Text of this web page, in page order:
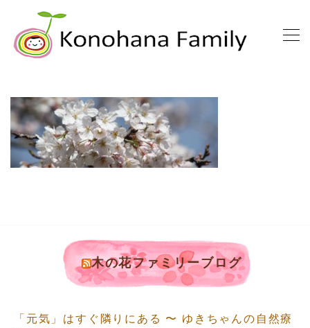
木の花ファミリーブログ
「元気」はすぐ隣りにある 〜 ゆきちゃんの自然療